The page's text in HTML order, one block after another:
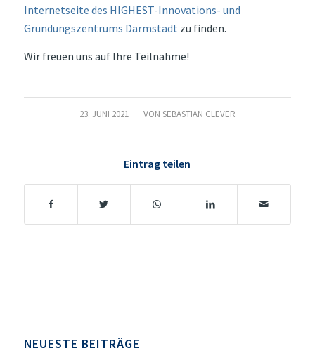
Internetseite des HIGHEST-Innovations- und
Gründungszentrums Darmstadt zu finden.
Wir freuen uns auf Ihre Teilnahme!
23. JUNI 2021
/ VON SEBASTIAN CLEVER
Eintrag teilen
NEUESTE BEITRÄGE